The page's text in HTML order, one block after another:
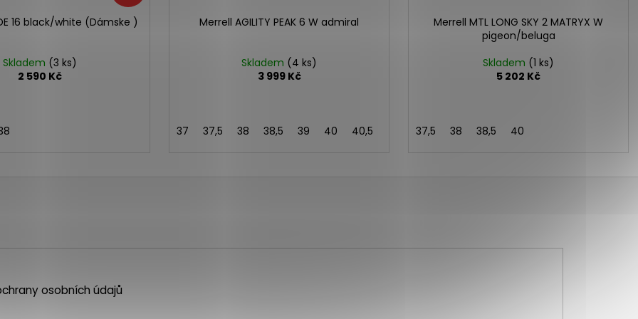
16 black/white (Dámske )
Skladem (3 ks)
2 590 Kč
Merrell AGILITY PEAK 6 W admiral
Skladem (4 ks)
3 999 Kč
37 37,5 38 38,5 39 40 40,5
Merrell MTL LONG SKY 2 MATRYX W
pigeon/beluga
Skladem (1 ks)
5 202 Kč
37,5 38 38,5 40
osobních údajů